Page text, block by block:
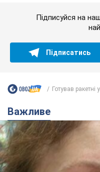
Важливе
У Львові жінка
розмовляючи
поліція склала